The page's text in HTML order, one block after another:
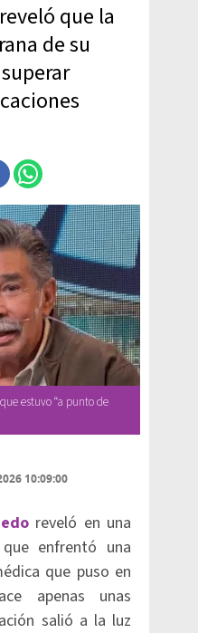
que la
de su
estuvo “a punto de
10:09:00
reveló en una
enfrentó una
que puso en
apenas unas
salió a la luz